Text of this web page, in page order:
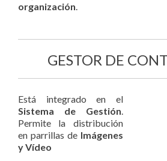
organización.
GESTOR DE
Está integrado en el
Sistema de Gestión.
Permite la distribución
en parrillas de Imágenes
y Vídeo